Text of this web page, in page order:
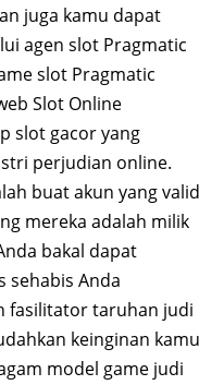
juga kamu dapat
agen slot Pragmatic
slot Pragmatic
Slot Online
slot gacor yang
perjudian online.
buat akun yang valid
mereka adalah milik
bakal dapat
sehabis Anda
fasilitator taruhan judi
keinginan kamu
model game judi